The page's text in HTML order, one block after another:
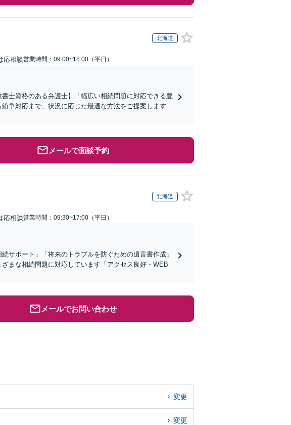
北海道
応相談営業時間：09:00~18:00（平日）
士資格のある弁護士】「幅広い相続問題に対応できる豊
争対応まで、状況に応じた最適な方法をご提案します
メールで面談予約
北海道
応相談営業時間：09:30~17:00（平日）
サポート」「将来のトラブルを防ぐための遺言書作成」
まな相続問題に対応しています「アクセス良好・WEB
メールでお問い合わせ
変更
変更